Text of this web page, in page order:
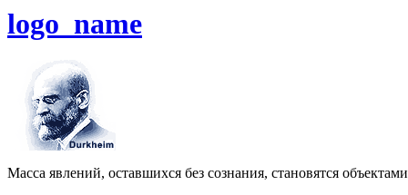
logo_name
Масса явлений, оставшихся без сознания, становятся